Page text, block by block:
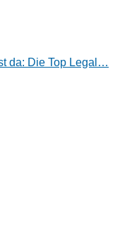
da: Die Top Legal…